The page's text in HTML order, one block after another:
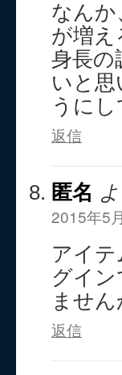
なんか
が増え
身長の
いと
うに
返信
匿名
2015年5
アイ
グイ
ません
返信